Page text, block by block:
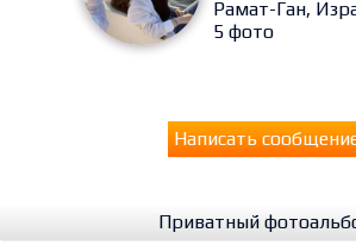
Рамат-Ган,
5 фото
Написать
Приватный